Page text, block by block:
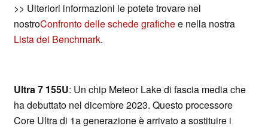
>> Ulteriori informazioni le potete trovare nel
nostroConfronto delle schede grafichee nella nostra
Lista dei Benchmark.
Ultra 7 155U: Un chip Meteor Lake di fascia media che
ha debuttato nel dicembre 2023. Questo processore
Core Ultra di 1a generazione è arrivato a sostituire i